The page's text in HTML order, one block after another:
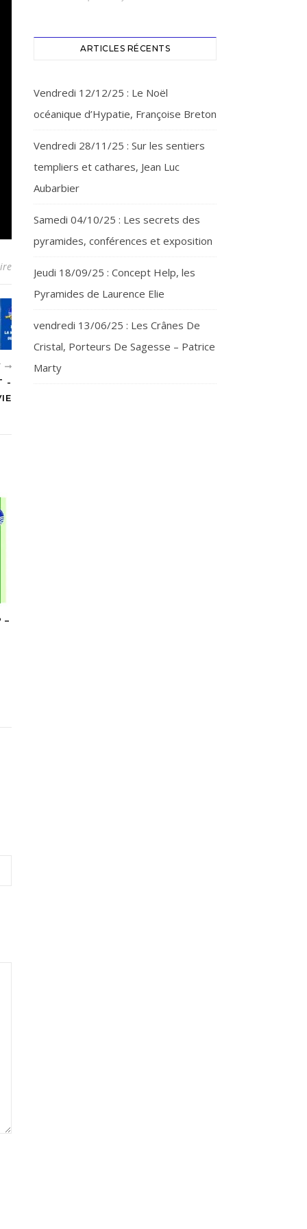
-
–
ARTICLES RÉCENTS
Vendredi 12/12/25 : Le Noël
océanique d’Hypatie, Françoise Breton
Vendredi 28/11/25 : Sur les sentiers
templiers et cathares, Jean Luc
Aubarbier
Samedi 04/10/25 : Les secrets des
pyramides, conférences et exposition
Jeudi 18/09/25 : Concept Help, les
Pyramides de Laurence Elie
vendredi 13/06/25 : Les Crânes De
Cristal, Porteurs De Sagesse – Patrice
Marty